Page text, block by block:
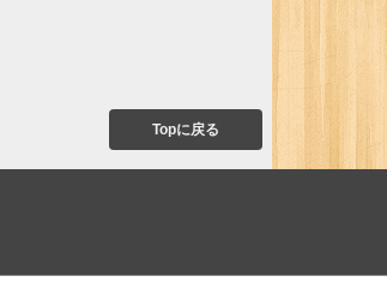
Topに戻る